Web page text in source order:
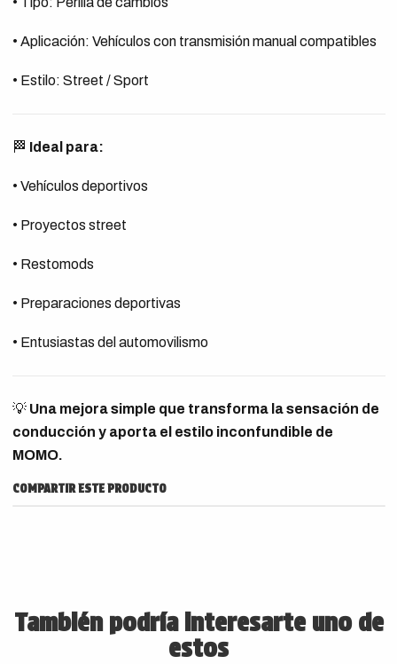
• Aplicación: Vehículos con transmisión manual compatibles
• Estilo: Street / Sport
🏁 Ideal para:
• Vehículos deportivos
• Proyectos street
• Restomods
• Preparaciones deportivas
• Entusiastas del automovilismo
💡 Una mejora simple que transforma la sensación de
conducción y aporta el estilo inconfundible de
MOMO.
COMPARTIR ESTE PRODUCTO
También podría interesarte uno de
estos